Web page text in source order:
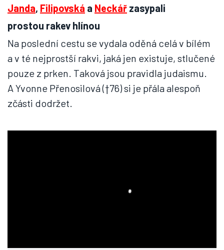
Janda, Filipovská a Neckář zasypali
prostou rakev hlínou
Na poslední cestu se vydala oděná celá v bílém
a v té nejprostší rakvi, jaká jen existuje, stlučené
pouze z prken. Taková jsou pravidla judaismu.
A Yvonne Přenosilová (†76) si je přála alespoň
zčásti dodržet.